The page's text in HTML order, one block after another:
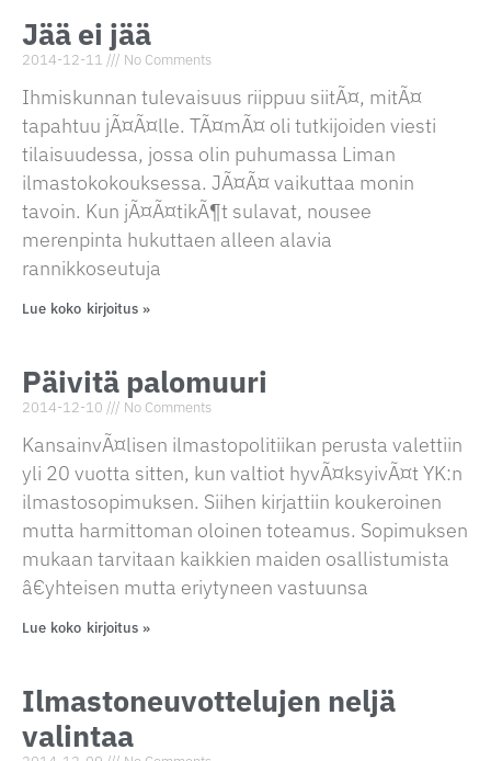
Jää ei jää
2014-12-11 No Comments
Ihmiskunnan tulevaisuus riippuu siitÃ¤, mitÃ¤
tapahtuu jÃ¤Ã¤lle. TÃ¤mÃ¤ oli tutkijoiden viesti
tilaisuudessa, jossa olin puhumassa Liman
ilmastokokouksessa. JÃ¤Ã¤ vaikuttaa monin
tavoin. Kun jÃ¤Ã¤tikÃ¶t sulavat, nousee
merenpinta hukuttaen alleen alavia
rannikkoseutuja
Lue koko kirjoitus »
Päivitä palomuuri
2014-12-10 No Comments
KansainvÃ¤lisen ilmastopolitiikan perusta valettiin
yli 20 vuotta sitten, kun valtiot hyvÃ¤ksyivÃ¤t YK:n
ilmastosopimuksen. Siihen kirjattiin koukeroinen
mutta harmittoman oloinen toteamus. Sopimuksen
mukaan tarvitaan kaikkien maiden osallistumista
â€yhteisen mutta eriytyneen vastuunsa
Lue koko kirjoitus »
Ilmastoneuvottelujen neljä
valintaa